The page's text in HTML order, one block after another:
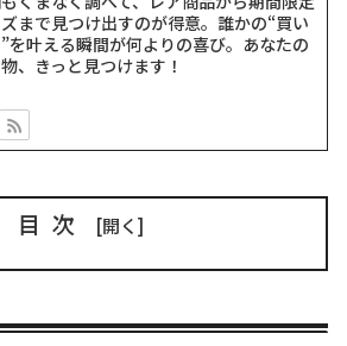
まで見つけ出すのが得意。誰かの“買い
を叶える瞬間が何よりの喜び。あなたの
、きっと見つけます！
目次